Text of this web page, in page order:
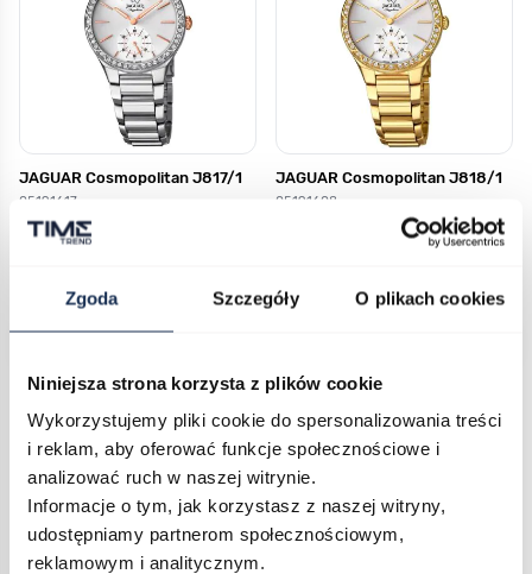
Zgoda Szczegóły O plikach cookies
Niniejsza strona korzysta z plików cookie
Wykorzystujemy pliki cookie do spersonalizowania treści
i reklam, aby oferować funkcje społecznościowe i
analizować ruch w naszej witrynie.
Informacje o tym, jak korzystasz z naszej witryny,
udostępniamy partnerom społecznościowym,
reklamowym i analitycznym.
JAGUAR Cosmopolitan J817/1
05191617
1 949,00 zł
Do koszyka
JAGUAR Cosmopolitan J818/1
05191608